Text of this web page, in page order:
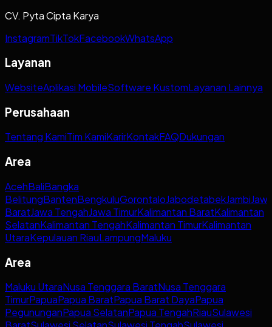
CV. Pyta Cipta Karya
InstagramTikTokFacebookWhatsApp
Layanan
WebsiteAplikasi MobileSoftware KustomLayanan Lainnya
Perusahaan
Tentang KamiTim KamiKarirKontakFAQDukungan
Area
AcehBaliBangka
BelitungBantenBengkuluGorontaloJabodetabekJambi
BaratJawa TengahJawa TimurKalimantan BaratKalimantan
SelatanKalimantan TengahKalimantan TimurKalimantan
UtaraKepulauan RiauLampungMaluku
Area
Maluku UtaraNusa Tenggara BaratNusa Tenggara
TimurPapuaPapua BaratPapua Barat DayaPapua
PegununganPapua SelatanPapua TengahRiauSulawesi